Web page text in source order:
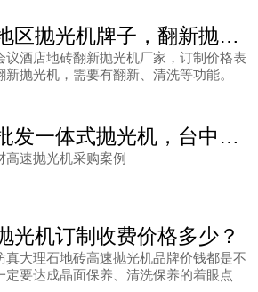
海东地区抛光机牌子，翻新抛光机厂家直销案例
议酒店地砖翻新抛光机厂家，订制价格表
新抛光机，需要有翻新、清洗等功能。
台中批发一体式抛光机，台中高速抛光机批发厂家直销案例
高速抛光机采购案例
光机订制收费价格多少？
真大理石地砖高速抛光机品牌价钱都是不
定要达成晶面保养、清洗保养的着眼点